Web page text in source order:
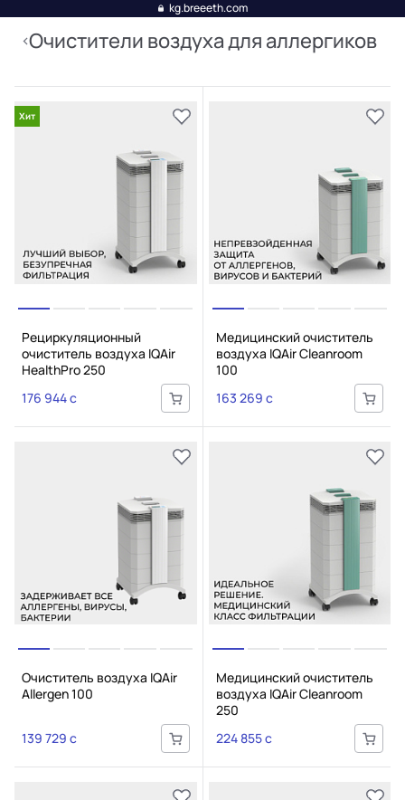
kg.breeeth.com
Очистители воздуха для аллергиков
Хит
Рециркуляционный
очиститель воздуха IQAir
HealthPro 250
176 944 c
Медицинский очиститель
воздуха IQAir Cleanroom
100
163 269 c
Очиститель воздуха IQAir
Allergen 100
139 729 c
Медицинский очиститель
воздуха IQAir Cleanroom
250
224 855 c